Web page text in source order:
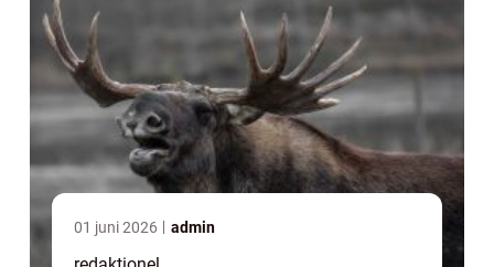
01 juni 2026 admin